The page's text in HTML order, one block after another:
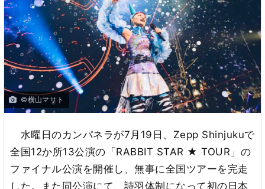
©横山マサト
水曜日のカンパネラが7月19日、Zepp Shinjukuで
全国12か所13公演の「RABBIT STAR ★ TOUR」の
ファイナル公演を開催し、無事に全国ツアーを完走
した。また同公演にて、詩羽体制になって初の日本